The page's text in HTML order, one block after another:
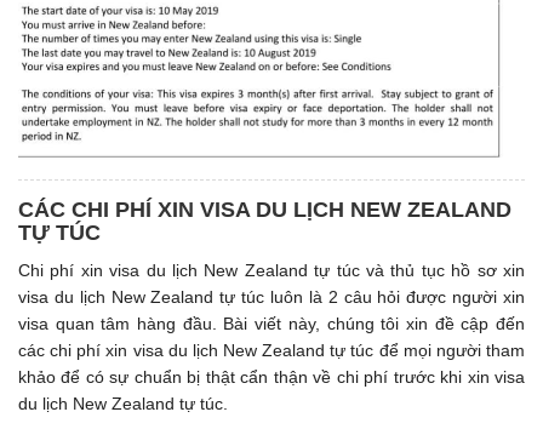
CÁC CHI PHÍ XIN VISA DU LỊCH NEW ZEALAND
TỰ TÚC
Chi phí xin visa du lịch New Zealand tự túc và thủ tục hồ sơ xin
visa du lịch New Zealand tự túc luôn là 2 câu hỏi được người xin
visa quan tâm hàng đầu. Bài viết này, chúng tôi xin đề cập đến
các chi phí xin visa du lịch New Zealand tự túc để mọi người tham
khảo để có sự chuẩn bị thật cẩn thận về chi phí trước khi xin visa
du lịch New Zealand tự túc.